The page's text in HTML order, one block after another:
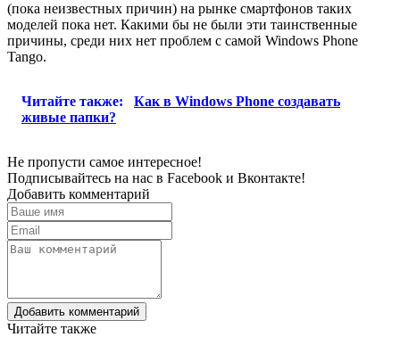
(пока неизвестных причин) на рынке смартфонов таких
моделей пока нет. Какими бы не были эти таинственные
причины, среди них нет проблем с самой Windows Phone
Tango.
Читайте также:
Как в Windows Phone создавать
живые папки?
Не пропусти самое интересное!
Подписывайтесь на нас в Facebook и Вконтакте!
Добавить комментарий
Добавить комментарий
Читайте также